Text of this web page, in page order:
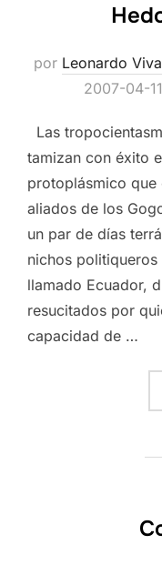
por Leonardo
2007-04-11
Las
tamizan con éxito
protoplásmico
aliados de los
un par de días
nichos
llamado Ecuador,
resucitados por
capacidad de …